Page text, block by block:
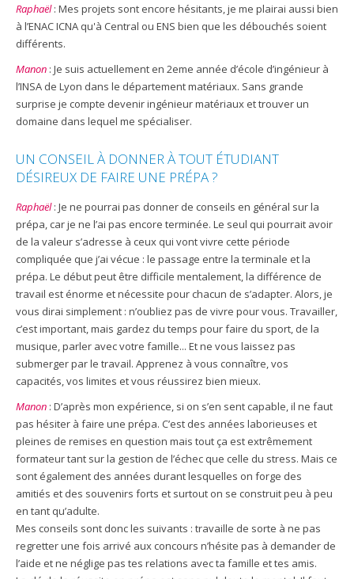
Raphaël: Mes projets sont encore hésitants, je me plairai aussi bien
à l’ENAC ICNA qu'à Central ou ENS bien que les débouchés soient
différents.
Manon : Je suis actuellement en 2eme année d’école d’ingénieur à
l’INSA de Lyon dans le département matériaux. Sans grande
surprise je compte devenir ingénieur matériaux et trouver un
domaine dans lequel me spécialiser.
UN CONSEIL À DONNER À TOUT ÉTUDIANT
DÉSIREUX DE FAIRE UNE PRÉPA ?
Raphaël: Je ne pourrai pas donner de conseils en général sur la
prépa, car je ne l’ai pas encore terminée. Le seul qui pourrait avoir
de la valeur s’adresse à ceux qui vont vivre cette période
compliquée que j’ai vécue : le passage entre la terminale et la
prépa. Le début peut être difficile mentalement, la différence de
travail est énorme et nécessite pour chacun de s’adapter. Alors, je
vous dirai simplement : n’oubliez pas de vivre pour vous. Travailler,
c’est important, mais gardez du temps pour faire du sport, de la
musique, parler avec votre famille... Et ne vous laissez pas
submerger par le travail. Apprenez à vous connaître, vos
capacités, vos limites et vous réussirez bien mieux.
Manon : D’après mon expérience, si on s’en sent capable, il ne faut
pas hésiter à faire une prépa. C’est des années laborieuses et
pleines de remises en question mais tout ça est extrêmement
formateur tant sur la gestion de l’échec que celle du stress. Mais ce
sont également des années durant lesquelles on forge des
amitiés et des souvenirs forts et surtout on se construit peu à peu
en tant qu’adulte.
Mes conseils sont donc les suivants : travaille de sorte à ne pas
regretter une fois arrivé aux concours n’hésite pas à demander de
l’aide et ne néglige pas tes relations avec ta famille et tes amis.